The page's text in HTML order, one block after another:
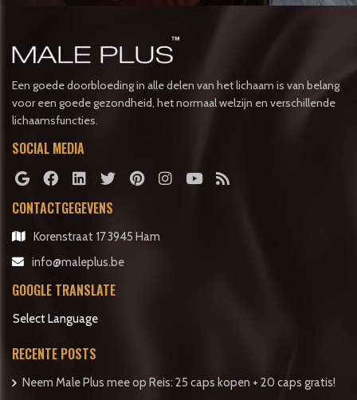
Een goede doorbloeding in alle delen van het lichaam is van belang
voor een goede gezondheid, het normaal welzijn en verschillende
lichaamsfuncties.
SOCIAL MEDIA
CONTACTGEGEVENS
Korenstraat 17 3945 Ham
info@maleplus.be
GOOGLE TRANSLATE
Select Language
RECENTE POSTS
Neem Male Plus mee op Reis: 25 caps kopen + 20 caps gratis!